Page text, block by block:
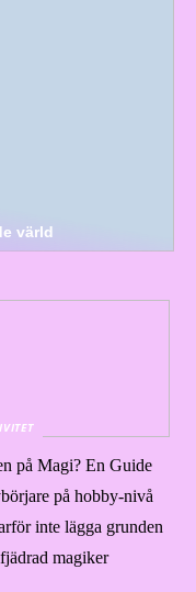
värld
på Magi? En Guide
på hobby-nivå
inte lägga grunden
magiker